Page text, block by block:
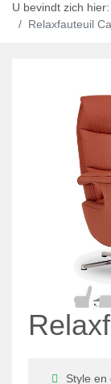
U bevindt zich hier:
Relaxfauteuil
Style en